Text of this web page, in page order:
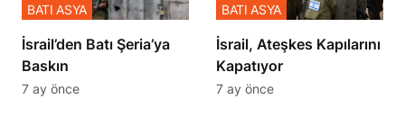
​​​​​​​İsrail’den Batı Şeria’ya
Baskın
BATI ASYA
7 ay önce
İsrail, Ateşkes Kapılarını
Kapatıyor
BATI ASYA
7 ay önce